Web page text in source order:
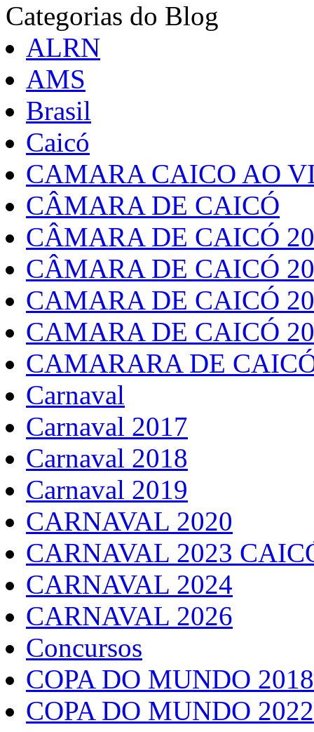
Categorias do Blog
ALRN
AMS
Brasil
Caicó
CAMARA CAICO AO
CÂMARA DE CAICÓ
CÂMARA DE CAICÓ
CÂMARA DE CAICÓ
CAMARA DE CAICÓ
CAMARA DE CAICÓ
CAMARARA DE
Carnaval
Carnaval 2017
Carnaval 2018
Carnaval 2019
CARNAVAL 2020
CARNAVAL 2023
CARNAVAL 2024
CARNAVAL 2026
Concursos
COPA DO MUNDO 2018
COPA DO MUNDO 2022